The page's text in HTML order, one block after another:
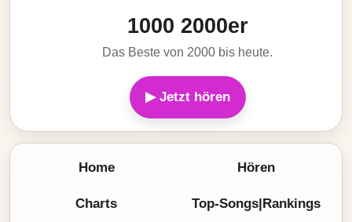
1000 2000er
Das Beste von 2000 bis heute.
▶ Jetzt hören
Home Hören
Charts Top-Songs|Rankings